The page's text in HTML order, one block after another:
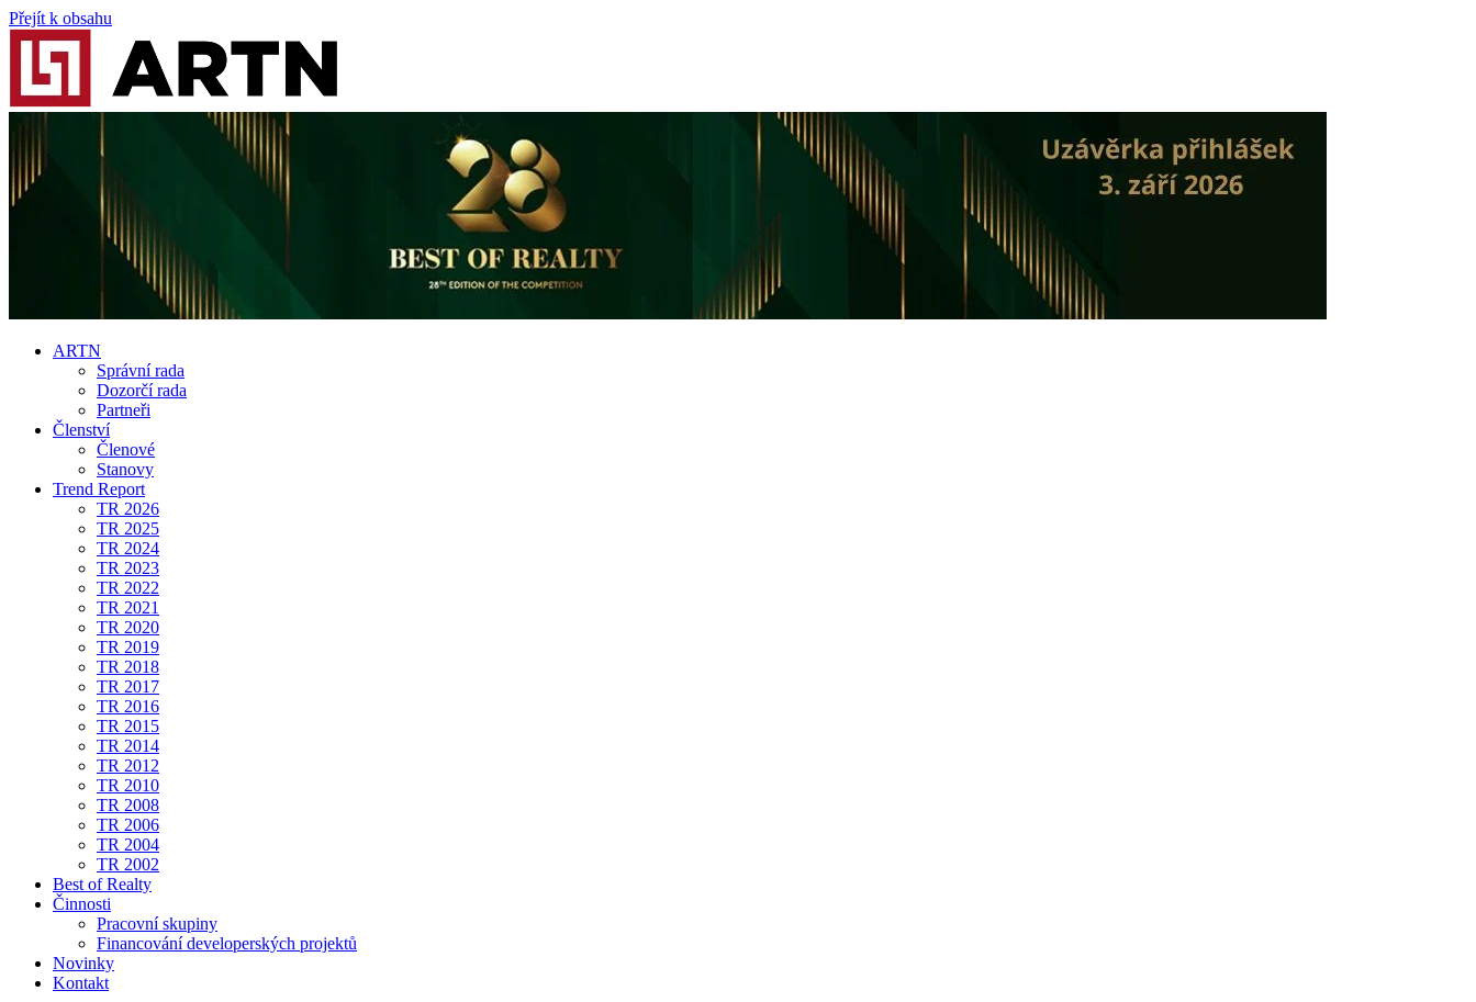
Přejít k obsahu
ARTN
Správní rada
Dozorčí rada
Partneři
Členství
Členové
Stanovy
Trend Report
TR 2026
TR 2025
TR 2024
TR 2023
TR 2022
TR 2021
TR 2020
TR 2019
TR 2018
TR 2017
TR 2016
TR 2015
TR 2014
TR 2012
TR 2010
TR 2008
TR 2006
TR 2004
TR 2002
Best of Realty
Činnosti
Pracovní skupiny
Financování developerských projektů
Novinky
Kontakt